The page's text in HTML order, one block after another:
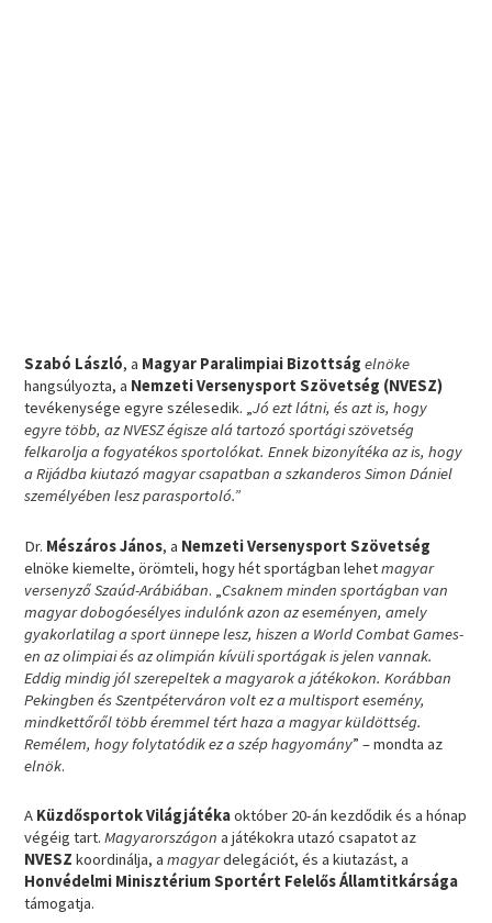
Szabó László, a Magyar Paralimpiai Bizottságelnöke
hangsúlyozta, a Nemzeti Versenysport Szövetség (NVESZ)
tevékenysége egyre szélesedik. „Jó ezt látni, és azt is, hogy
egyre több, az NVESZ égisze alá tartozó sportági szövetség
felkarolja a fogyatékos sportolókat. Ennek bizonyítéka az is, hogy
a Rijádba kiutazó magyar csapatban a szkanderos Simon Dániel
személyében lesz parasportoló.”
Dr. Mészáros János, a Nemzeti Versenysport Szövetség
elnöke kiemelte, örömteli, hogy hét sportágban lehetmagyar
versenyző Szaúd-Arábiában. „Csaknem minden sportágban van
magyar dobogóesélyes indulónk azon az eseményen, amely
gyakorlatilag a sport ünnepe lesz, hiszen a World Combat Games-
en az olimpiai és az olimpián kívüli sportágak is jelen vannak.
Eddig mindig jól szerepeltek a magyarok a játékokon. Korábban
Pekingben és Szentpéterváron volt ez a multisport esemény,
mindkettőről több éremmel tért haza a magyar küldöttség.
Remélem, hogy folytatódik ez a szép hagyomány” – mondta az
elnök.
A Küzdősportok Világjátékaoktóber 20-án kezdődik és a hónap
végéig tart.Magyarországona játékokra utazó csapatot az
NVESZkoordinálja, amagyardelegációt, és a kiutazást, a
Honvédelmi Minisztérium Sportért Felelős Államtitkársága
támogatja.